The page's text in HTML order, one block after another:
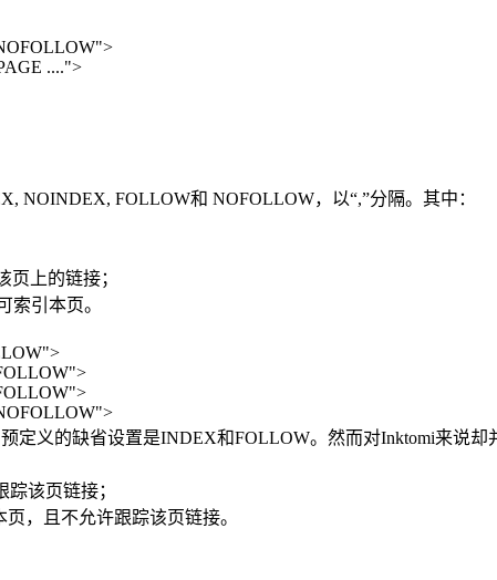
....">
NOINDEX, FOLLOW和 NOFOLLOW，以“,”分隔。其中：
上的链接；
索引本页。
定义的缺省设置是INDEX和FOLLOW。然而对Inktomi来说
该页链接；
，且不允许跟踪该页链接。